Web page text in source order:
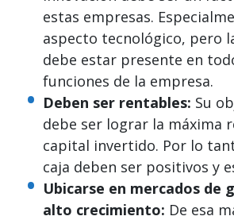
estas empresas.
aspecto tecnológico, pero
debe estar presente en
funciones de la empresa.
Deben ser rentables: Su
debe ser lograr la máxima
capital invertido. Por lo
caja deben ser positivos y
Ubicarse en mercados de
alto crecimiento: De esa